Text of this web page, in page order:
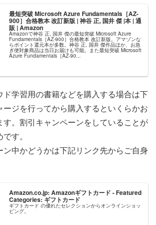
最短突破 Microsoft Azure Fundamentals［AZ-
900］合格教本 改訂新版 | 神谷 正, 国井 傑 |本 | 通
販 | Amazon
Amazonで神谷 正, 国井 傑の最短突破 Microsoft Azure
Fundamentals［AZ-900］合格教本 改訂新版。アマゾンな
らポイント還元本が多数。神谷 正, 国井 傑作品ほか、お急
ぎ便対象商品は当日お届けも可能。また最短突破 Microsoft
Azure Fundamentals［AZ-90...
ド学習用の書籍などを購入する場合は下
ジを行ってから購入するといくらかお
す。割引キャンペーンをしていることが
す。
ン中かどうかは下記リンク先からご自身
Amazon.co.jp: Amazonギフトカード - Featured
Categories: ギフトカード
ギフトカード の優れたセレクションからオンラインショッ
ピング。